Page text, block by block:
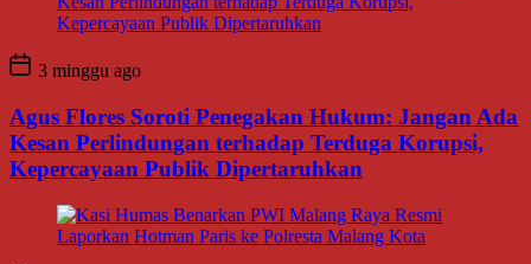
3 minggu ago
Agus Flores Soroti Penegakan Hukum: Jangan Ada
Kesan Perlindungan terhadap Terduga Korupsi,
Kepercayaan Publik Dipertaruhkan